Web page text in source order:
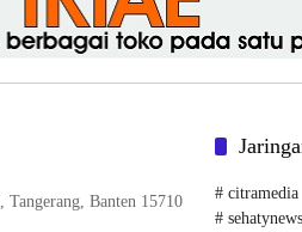
Banten 15710
# citramedia
# sehatynews